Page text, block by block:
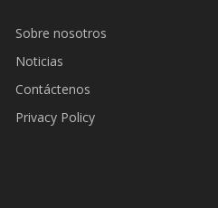
Sobre nosotros
Noticias
Contáctenos
Privacy Policy